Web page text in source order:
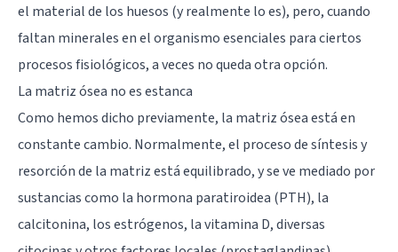
el material de los huesos (y realmente lo es), pero, cuando
faltan minerales en el organismo esenciales para ciertos
procesos fisiológicos, a veces no queda otra opción.
La matriz ósea no es estanca
Como hemos dicho previamente, la matriz ósea está en
constante cambio. Normalmente, el proceso de síntesis y
resorción de la matriz está equilibrado, y se ve mediado por
sustancias como la hormona paratiroidea (PTH), la
calcitonina, los estrógenos, la vitamina D, diversas